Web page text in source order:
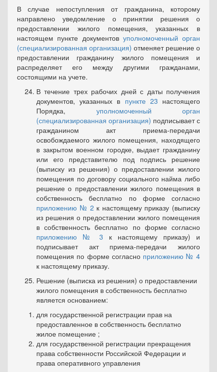
В случае непоступления от гражданина, которому
направлено уведомление о принятии решения о
предоставлении жилого помеще­ния, указанных в
настоящем пункте документов уполномоченный ор­ган
(специализированная организация) отменяет решение о
предоставлении гражданину жилого помещения и
распределяет его между другими гражданами,
состоящими на учете.
В течение трех рабочих дней с даты получения
документов, указанных в пункте 23 настоящего
Порядка, уполномоченный орган
(специализированная организация) подписывает с
гражданином акт приема-передачи
освобождаемого жилого помещения, находящего
в закрытом военном городке, выдает гражданину
или его представите­лю под подпись решение
(выписку из решения) о предоставлении жи­лого
помещения по договору социального найма либо
решение о предоставлении жилого помещения в
собственность бесплатно по форме согласно
приложению № 2 к настоящему приказу (выписку
из решения о предоставлении жилого помещения
в собственность бес­платно по форме согласно
приложению № 3 к настоящему приказу) и
подписывает акт приема-передачи жилого
помещения по форме со­гласно приложению № 4
к настоящему приказу.
Решение (выписка из решения) о предоставлении
жилого по­мещения в собственность бесплатно
является основанием:
для государственной регистрации прав на
предоставленное в собственность бесплатно
жилое помещение ;
для государственной регистрации прекращения
права соб­ственности Российской Федерации и
права оперативного управления